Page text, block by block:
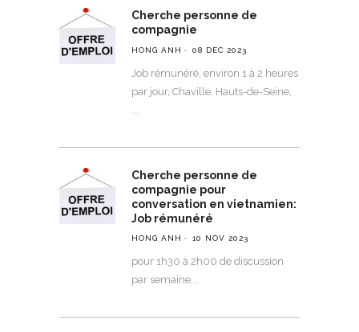
Cherche personne de
compagnie
HONG ANH 08 DÉC 2023
Job rémunéré, environ 1 à 2 heures
par jour, Chaville, Hauts-de-Seine,
Cherche personne de
compagnie pour
conversation en vietnamien:
Job rémunéré
HONG ANH 10 NOV 2023
pour 1h30 à 2h00 de discussion
par semaine